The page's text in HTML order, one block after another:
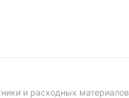
и расходных материалов